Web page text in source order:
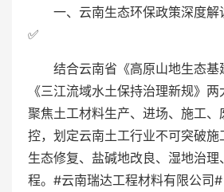
一、云南生态环保政策深度
✅
结合云南省《高原山地生态基
《三江流域水土保持治理新规》两
聚焦土工材料生产、进场、施工、
控，划定云南土工行业不可突破施
生态修复、盐碱地改良、湿地治
程。#云南瑞达工程材料有限公司#